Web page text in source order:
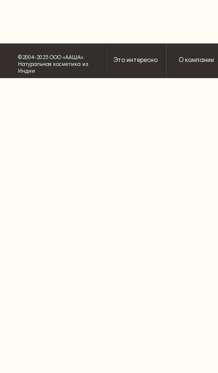
Это интересно О компании
©2004-2025 ООО «ААША».
Натуральная косметика из
Индии